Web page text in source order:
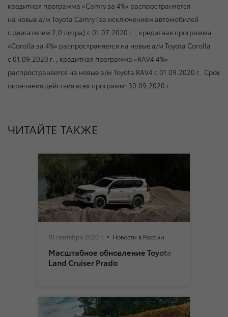
кредитная программа «Camry за 4%» распространяется
на новые а/м Toyota Camry (за исключением автомобилей
с двигателем 2,0 литра) с 01.07.2020 г.
, кредитная программа
«Corolla за 4%» распространяется на новые а/м Toyota Corolla
с 01.09.2020 г.
, кредитная программа «RAV4 4%»
распространяется на новые а/м Toyota RAV4 с 01.09.2020 г.
Срок
окончания действия всех программ: 30.09.2020 г.
ЧИТАЙТЕ ТАКЖЕ
10 сентября 2020 г. Новости в России
Масштабное обновление Toyota
Land Cruiser Prado